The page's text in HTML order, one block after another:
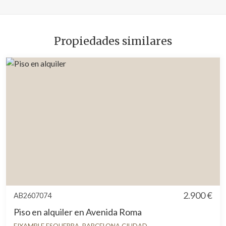
Propiedades similares
AB2607074
2.900 €
Piso en alquiler en Avenida Roma